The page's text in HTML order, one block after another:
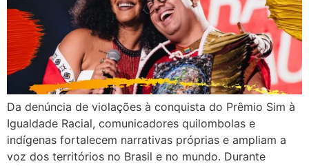
Da denúncia de violações à conquista do Prêmio Sim à
Igualdade Racial, comunicadores quilombolas e
indígenas fortalecem narrativas próprias e ampliam a
voz dos territórios no Brasil e no mundo. Durante